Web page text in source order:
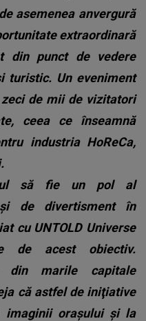
asemenea anvergură
extraordinară
din punct de vedere
turistic. Un eveniment
de mii de vizitatori
ceea ce înseamnă
industria HoReCa,
să fie un pol al
de divertisment în
cu UNTOLD Universe
de acest obiectiv.
din marile capitale
că astfel de iniţiative
imaginii oraşului şi la